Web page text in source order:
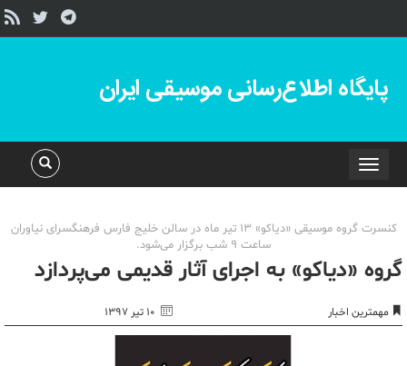
پایگاه اطلاع‌رسانی موسیقی ایران
Toggle
navigation
کنسرت گروه موسیقی «دیاکو» 13 تیر ماه در سالن خلیج فارس فرهنگسرای نیاوران
ساعت 9 شب برگزار می‌شود.
گروه «دیاکو» به اجرای آثار قدیمی می‌پردازد
مهمترین اخبار ۱۰ تیر ۱۳۹۷